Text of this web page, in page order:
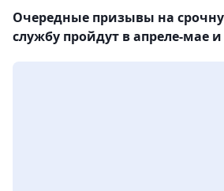
Очередные призывы на
службу пройдут в апреле-мае и